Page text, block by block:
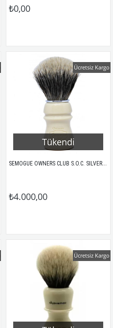
₺0,00
Tükendi
SEMOGUE OWNERS CLUB S.O.C. SILVERTIP 2 BAND PORSUK KILI TIRAŞ FIRÇASI TAJ SAP
₺4.000,00
Ücretsiz Kargo
Ücretsiz Kargo